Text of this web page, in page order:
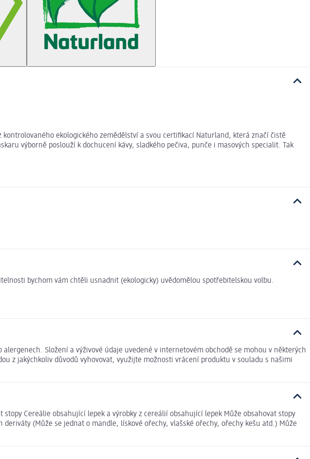
ekologického zemědělství a svou certifikací Naturland, která značí čistě
výborně poslouží k dochucení kávy, sladkého pečiva, punče i masových specialit. Tak
bychom vám chtěli usnadnit (ekologicky) uvědomělou spotřebitelskou volbu.
Složení a výživové údaje uvedené v internetovém obchodě se mohou v některých
z jakýchkoliv důvodů vyhovovat, využijte možnosti vrácení produktu v souladu s našimi
Cereálie obsahující lepek a výrobky z cereálií obsahující lepek Může obsahovat stopy
(Může se jednat o mandle, lískové ořechy, vlašské ořechy, ořechy kešu atd.) Může